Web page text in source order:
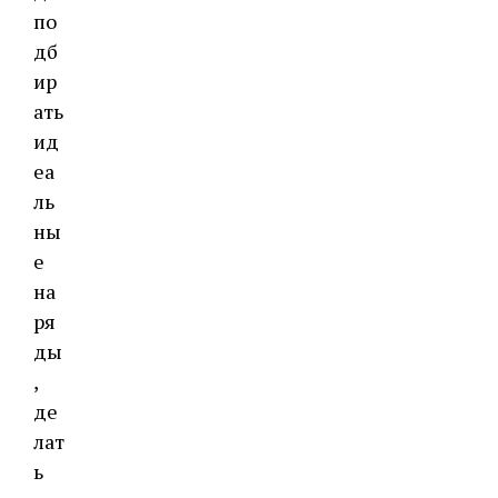
по
дб
ир
ать
ид
еа
ль
ны
е
на
ря
ды
,
де
лат
ь